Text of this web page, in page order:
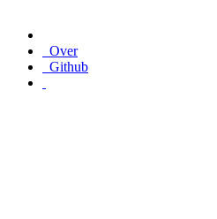
Over
Github